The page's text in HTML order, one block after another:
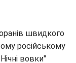
швидкого
російському
вовки"